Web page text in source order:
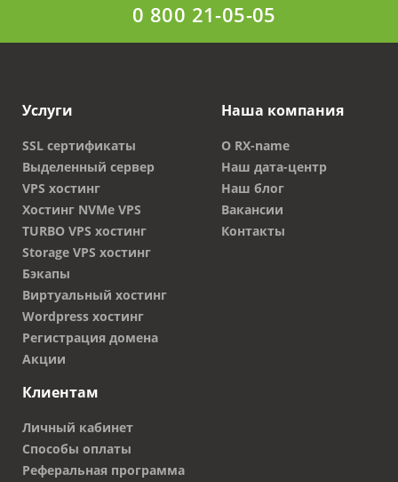
0 800 21-05-05
Услуги
SSL сертификаты
Выделенный сервер
VPS хостинг
Хостинг NVMe VPS
TURBO VPS хостинг
Storage VPS хостинг
Бэкапы
Виртуальный хостинг
Wordpress хостинг
Регистрация домена
Акции
Наша компания
О RX-name
Наш дата-центр
Наш блог
Вакансии
Контакты
Клиентам
Личный кабинет
Способы оплаты
Реферальная программа